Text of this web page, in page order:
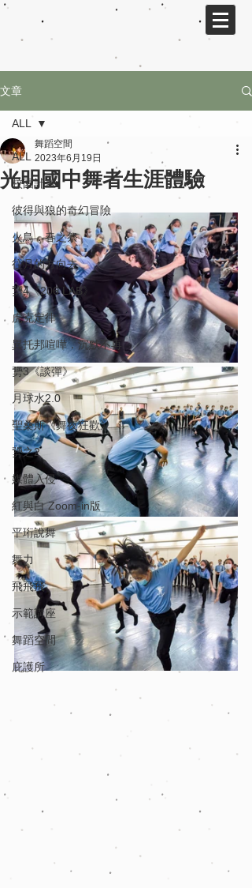
文章
ALL
校園計畫
彼得與狼的奇幻冒險
火鳥．春之祭
往月的方向去
勥4《206 LAB》
虎克定律
異托邦喧嘩．沉默不再
勥3《談彈》
月球水2.0
聖桑斯《舞夜狂歡》
勥之2
媒體入侵
紅與白 Zoom-in版
平珩說舞
舞力
飛飛飛
示範講座
舞蹈空間
庇護所
ALL
光明國中舞者生涯體驗
舞蹈空間
2023年6月19日